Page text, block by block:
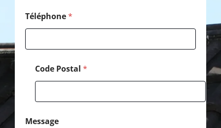
Téléphone*
Code Postal *
Message